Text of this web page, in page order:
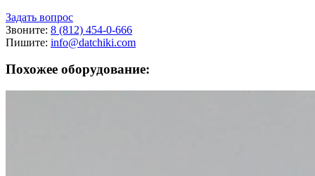
Задать вопрос
Звоните: 8 (812) 454-0-666
Пишите: info@datchiki.com
Похожее оборудование: